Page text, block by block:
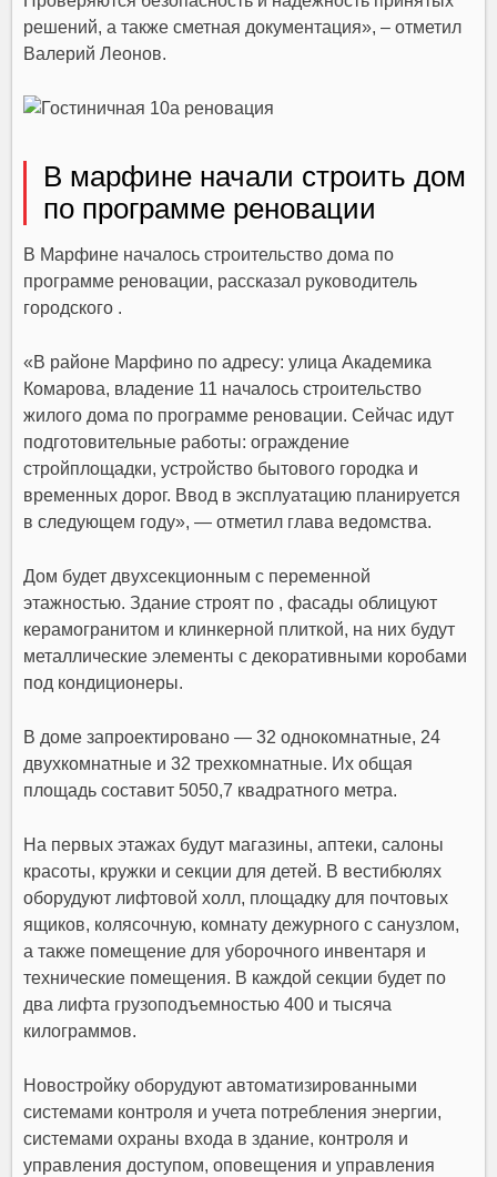
решений, а также сметная документация», – отметил
Валерий Леонов.
В марфине начали строить дом
по программе реновации
В Марфине началось строительство дома по
программе реновации, рассказал руководитель
городского .
«В районе Марфино по адресу: улица Академика
Комарова, владение 11 началось строительство
жилого дома по программе реновации. Сейчас идут
подготовительные работы: ограждение
стройплощадки, устройство бытового городка и
временных дорог. Ввод в эксплуатацию планируется
в следующем году», — отметил глава ведомства.
Дом будет двухсекционным с переменной
этажностью. Здание строят по , фасады облицуют
керамогранитом и клинкерной плиткой, на них будут
металлические элементы с декоративными коробами
под кондиционеры.
В доме запроектировано — 32 однокомнатные, 24
двухкомнатные и 32 трехкомнатные. Их общая
площадь составит 5050,7 квадратного метра.
На первых этажах будут магазины, аптеки, салоны
красоты, кружки и секции для детей. В вестибюлях
оборудуют лифтовой холл, площадку для почтовых
ящиков, колясочную, комнату дежурного с санузлом,
а также помещение для уборочного инвентаря и
технические помещения. В каждой секции будет по
два лифта грузоподъемностью 400 и тысяча
килограммов.
Новостройку оборудуют автоматизированными
системами контроля и учета потребления энергии,
системами охраны входа в здание, контроля и
управления доступом, оповещения и управления